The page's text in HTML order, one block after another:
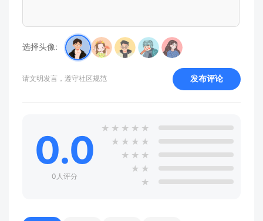
选择头像:
请文明发言，遵守社区规范 发布评论
0.0
0人评分
★ ★ ★ ★ ★
★ ★ ★ ★
★ ★ ★
★ ★
★